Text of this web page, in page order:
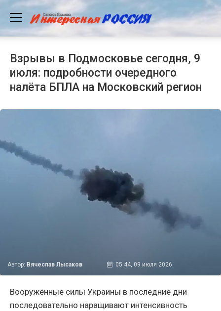
Взрывы в Подмосковье сегодня, 9
июля: подробности очередного
налёта БПЛА на Московский регион
Автор: Вячеслав Лысаков 05:44, 09 июля 2026
Вооружённые силы Украины в последние дни
последовательно наращивают интенсивность